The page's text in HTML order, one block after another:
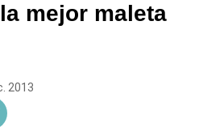
la mejor maleta
2013